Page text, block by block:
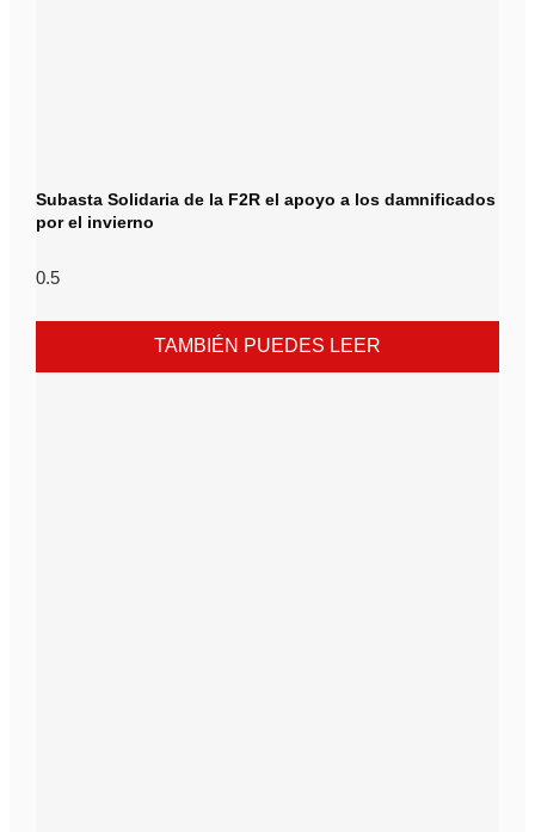
Subasta Solidaria de la F2R el apoyo a los damnificados
por el invierno
TAMBIÉN PUEDES LEER